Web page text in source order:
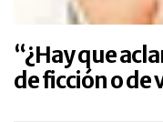
“¿Hay que
de ficción o de